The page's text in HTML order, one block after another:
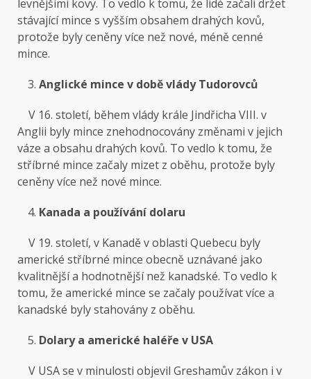
levnějšími kovy. To vedlo k tomu, že lidé začali držet
stávající mince s vyšším obsahem drahých kovů,
protože byly ceněny více než nové, méně cenné
mince.
Anglické mince v době vlády Tudorovců
V 16. století, během vlády krále Jindřicha VIII. v
Anglii byly mince znehodnocovány změnami v jejich
váze a obsahu drahých kovů. To vedlo k tomu, že
stříbrné mince začaly mizet z oběhu, protože byly
ceněny více než nové mince.
Kanada a používání dolaru
V 19. století, v Kanadě v oblasti Quebecu byly
americké stříbrné mince obecně uznávané jako
kvalitnější a hodnotnější než kanadské. To vedlo k
tomu, že americké mince se začaly používat více a
kanadské byly stahovány z oběhu.
Dolary a americké haléře v USA
V USA se v minulosti objevil Greshamův zákon i v